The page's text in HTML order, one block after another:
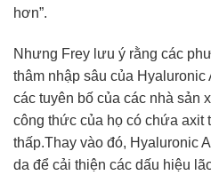
hơn”.
Nhưng Frey lưu ý rằng các
thâm nhập sâu của
các tuyên bố của các nhà sản
công thức của họ có chứa axit
thấp.Thay vào đó, Hyaluronic
da để cải thiện các dấu hiệu